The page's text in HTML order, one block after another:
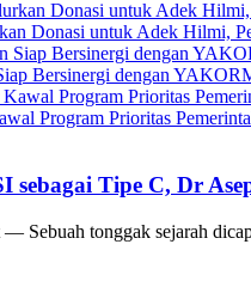
Donasi untuk Adek Hilmi,
Bersinergi dengan
Program Prioritas
sebagai Tipe C, Dr
Sebuah tonggak sejarah